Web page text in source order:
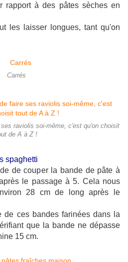
rapport à des pâtes sèches en
les laisser longues, tant qu'on
Carrés
raviolis soi-même, c'est qu'on choisit
de A à Z !
spaghetti
de couper la bande de pâte à
le passage à 5. Cela nous
28 cm de long après le
de ces bandes farinées dans la
que la bande ne dépasse
15 cm.